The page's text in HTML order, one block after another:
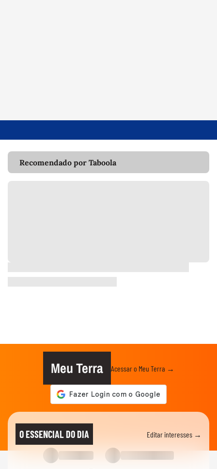
Recomendado por Taboola
Meu Terra Acessar o Meu Terra →
O ESSENCIAL DO DIA Editar interesses →